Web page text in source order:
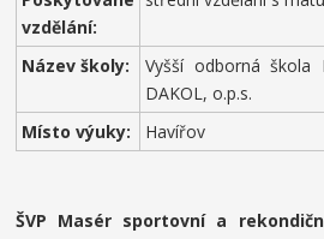
vzdělání:
Název školy:
Vyšší odborná škola
DAKOL, o.p.s.
Místo výuky:
Havířov
ŠVP Masér sportovní a